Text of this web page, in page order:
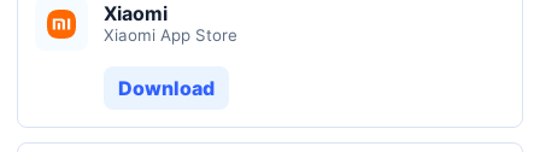
Xiaomi
Xiaomi App Store
Download